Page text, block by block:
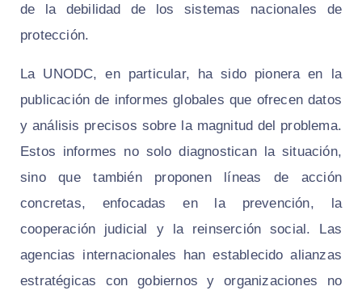
de la debilidad de los sistemas nacionales de
protección.
La UNODC, en particular, ha sido pionera en la
publicación de informes globales que ofrecen datos
y análisis precisos sobre la magnitud del problema.
Estos informes no solo diagnostican la situación,
sino que también proponen líneas de acción
concretas, enfocadas en la prevención, la
cooperación judicial y la reinserción social. Las
agencias internacionales han establecido alianzas
estratégicas con gobiernos y organizaciones no